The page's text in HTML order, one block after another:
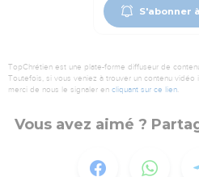
S'abonner
TopChrétien est une plate-forme diffuseur de
Toutefois, si vous veniez à trouver un contenu vidéo
merci de nous le signaler en cliquant sur ce lien.
Vous avez aimé ?